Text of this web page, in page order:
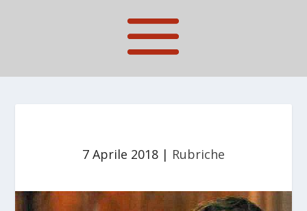
7 Aprile 2018 | Rubriche